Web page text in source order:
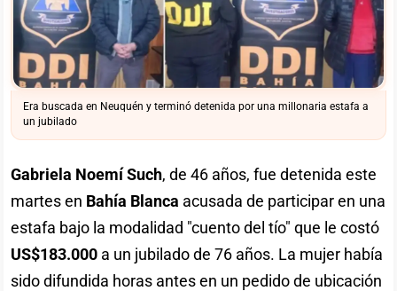
Era buscada en Neuquén y terminó detenida por una millonaria estafa a
un jubilado
Gabriela Noemí Such, de 46 años, fue detenida este
martes en Bahía Blanca acusada de participar en una
estafa bajo la modalidad "cuento del tío" que le costó
US$183.000 a un jubilado de 76 años. La mujer había
sido difundida horas antes en un pedido de ubicación